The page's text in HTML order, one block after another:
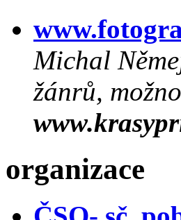
Michal
žánrů,
organizace